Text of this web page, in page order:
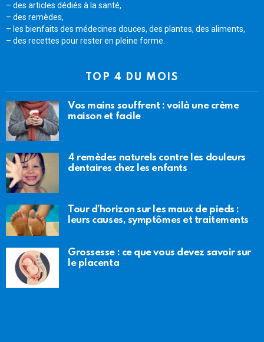
– des articles dédiés à la santé,
– des remèdes,
– les bienfaits des médecines douces, des plantes, des aliments,
– des recettes pour rester en pleine forme.
TOP 4 DU MOIS
Vos mains souffrent : voilà une crème
maison et facile
4 remèdes naturels contre les douleurs
dentaires chez les enfants
Tour d’horizon sur les maux de pieds :
leurs causes, symptômes et traitements
Grossesse : ce que vous devez savoir sur
le placenta